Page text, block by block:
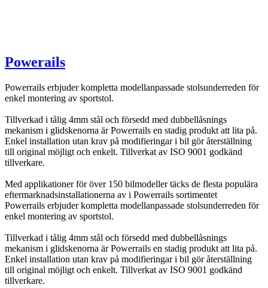
Powerails
Powerrails erbjuder kompletta modellanpassade stolsunderreden för
enkel montering av sportstol.
Tillverkad i tålig 4mm stål och försedd med dubbellåsnings
mekanism i glidskenorna är Powerrails en stadig produkt att lita på.
Enkel installation utan krav på modifieringar i bil gör återställning
till original möjligt och enkelt. Tillverkat av ISO 9001 godkänd
tillverkare.
Med applikationer för över 150 bilmodeller täcks de flesta populära
eftermarknadsinstallationerna av i Powerrails sortimentet
Powerrails erbjuder kompletta modellanpassade stolsunderreden för
enkel montering av sportstol.
Tillverkad i tålig 4mm stål och försedd med dubbellåsnings
mekanism i glidskenorna är Powerrails en stadig produkt att lita på.
Enkel installation utan krav på modifieringar i bil gör återställning
till original möjligt och enkelt. Tillverkat av ISO 9001 godkänd
tillverkare.